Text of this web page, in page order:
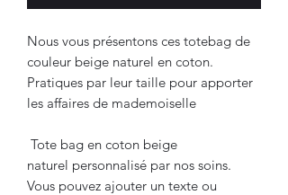
Nous vous présentons ces totebag de
couleur beige naturel en coton.
Pratiques par leur taille pour apporter
les affaires de mademoiselle
Tote bag en coton beige
naturel personnalisé par nos soins.
Vous pouvez ajouter un texte ou